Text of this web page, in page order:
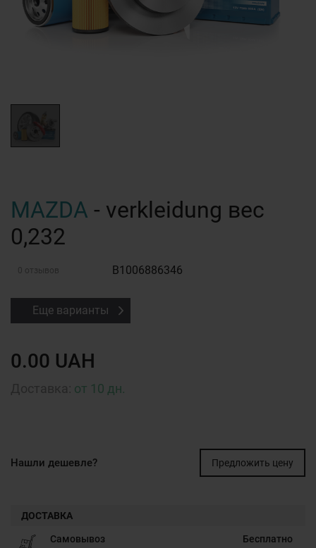
MAZDA - verkleidung вес
0,232
0 отзывов B1006886346
Еще варианты
0.00 UAH
от 10 дн.
Нашли дешевле? Предложить цену
ДОСТАВКА
Самовывоз Бесплатно